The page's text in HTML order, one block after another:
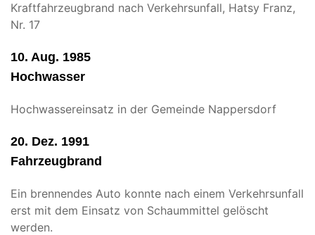
Kraftfahrzeugbrand nach Verkehrsunfall, Hatsy Franz,
Nr. 17
10. Aug. 1985
Hochwasser
Hochwassereinsatz in der Gemeinde Nappersdorf
20. Dez. 1991
Fahrzeugbrand
Ein brennendes Auto konnte nach einem Verkehrsunfall
erst mit dem Einsatz von Schaummittel gelöscht
werden.